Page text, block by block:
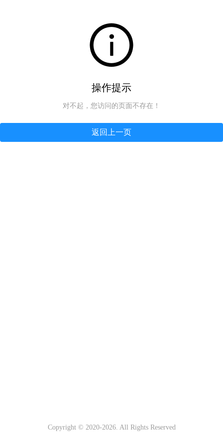
操作提示
对不起，您访问的页面不存在！
返回上一页
Copyright © 2020-2026. All Rights Reserved